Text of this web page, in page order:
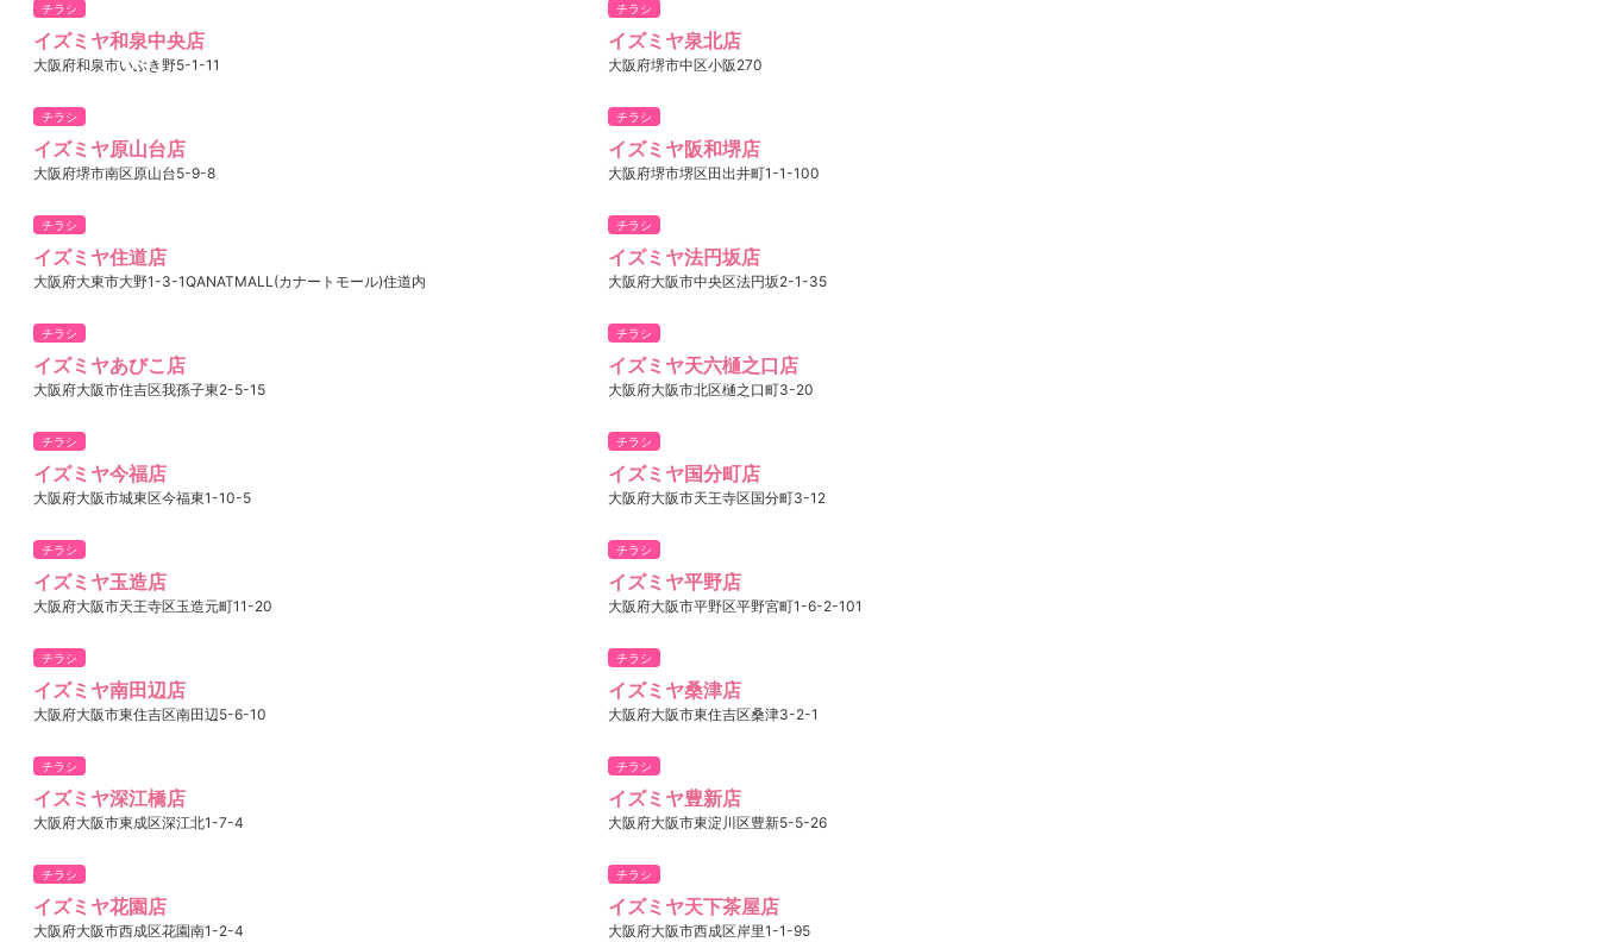
チラシ
イズミヤ和泉中央店
大阪府和泉市いぶき野5-1-11
チラシ
イズミヤ泉北店
大阪府堺市中区小阪270
チラシ
イズミヤ原山台店
大阪府堺市南区原山台5-9-8
チラシ
イズミヤ阪和堺店
大阪府堺市堺区田出井町1-1-100
チラシ
イズミヤ住道店
大阪府大東市大野1-3-1QANATMALL(カナートモール)住道内
チラシ
イズミヤ法円坂店
大阪府大阪市中央区法円坂2-1-35
チラシ
イズミヤあびこ店
大阪府大阪市住吉区我孫子東2-5-15
チラシ
イズミヤ天六樋之口店
大阪府大阪市北区樋之口町3-20
チラシ
イズミヤ今福店
大阪府大阪市城東区今福東1-10-5
チラシ
イズミヤ国分町店
大阪府大阪市天王寺区国分町3-12
チラシ
イズミヤ玉造店
大阪府大阪市天王寺区玉造元町11-20
チラシ
イズミヤ平野店
大阪府大阪市平野区平野宮町1-6-2-101
チラシ
イズミヤ南田辺店
大阪府大阪市東住吉区南田辺5-6-10
チラシ
イズミヤ桑津店
大阪府大阪市東住吉区桑津3-2-1
チラシ
イズミヤ深江橋店
大阪府大阪市東成区深江北1-7-4
チラシ
イズミヤ豊新店
大阪府大阪市東淀川区豊新5-5-26
チラシ
イズミヤ花園店
大阪府大阪市西成区花園南1-2-4
チラシ
イズミヤ天下茶屋店
大阪府大阪市西成区岸里1-1-95